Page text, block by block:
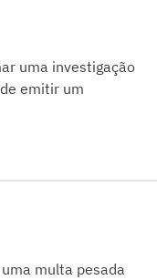
uma investigação
emitir um
multa pesada